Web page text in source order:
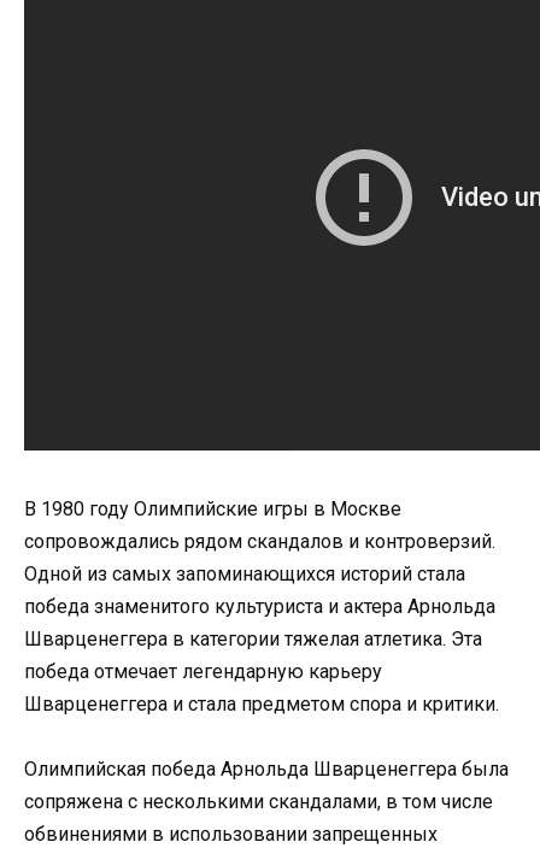
В 1980 году Олимпийские игры в Москве
сопровождались рядом скандалов и контроверзий.
Одной из самых запоминающихся историй стала
победа знаменитого культуриста и актера Арнольда
Шварценеггера в категории тяжелая атлетика. Эта
победа отмечает легендарную карьеру
Шварценеггера и стала предметом спора и критики.
Олимпийская победа Арнольда Шварценеггера была
сопряжена с несколькими скандалами, в том числе
обвинениями в использовании запрещенных